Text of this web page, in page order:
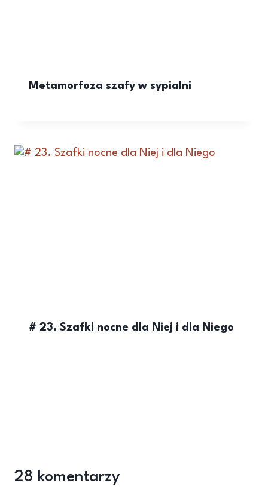
Metamorfoza szafy w sypialni
# 23. Szafki nocne dla Niej i dla Niego
28 komentarzy